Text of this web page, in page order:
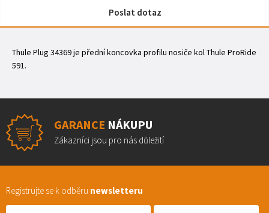
Poslat dotaz
Thule Plug 34369 je přední koncovka profilu nosiče kol Thule ProRide
591.
GARANCE NÁKUPU
Zákazníci jsou pro nás důležití
Registrujte se k odběru newsletteru